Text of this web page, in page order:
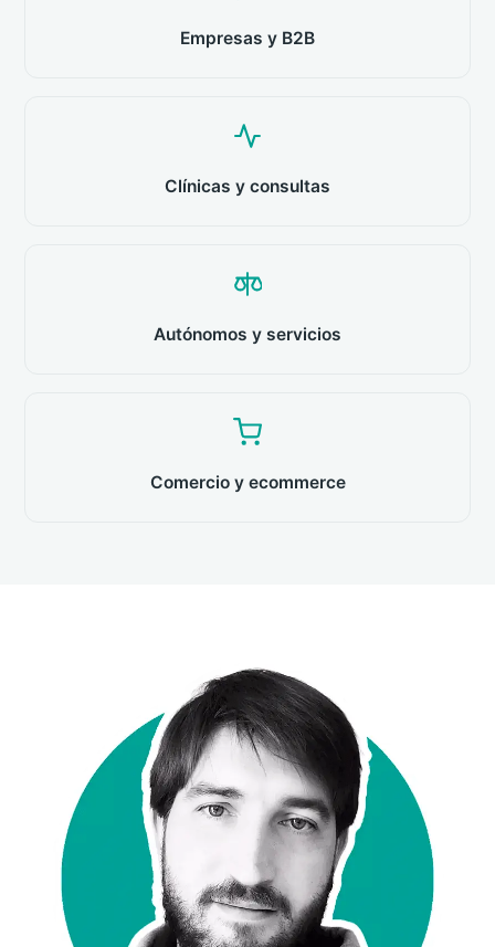
Empresas y B2B
Clínicas y consultas
Autónomos y servicios
Comercio y ecommerce